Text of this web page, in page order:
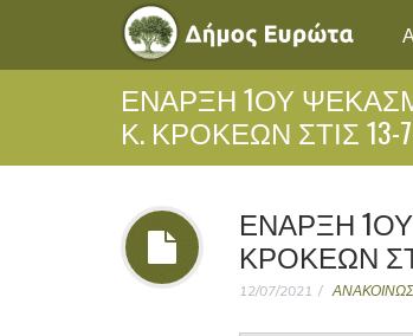
ΕΝΑΡΞΗ 1ΟΥ
Κ. ΚΡΟΚΕΩΝ ΣΤΙΣ 13-
ΕΝΑΡΞΗ
ΚΡΟΚΕΩΝ
12/07/2021